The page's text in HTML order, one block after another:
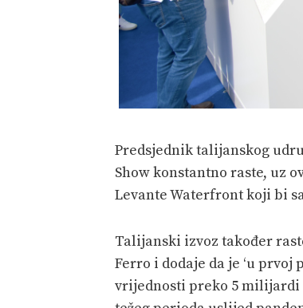
Predsjednik talijanskog
Show konstantno raste, uz
Levante Waterfront koji bi
Talijanski izvoz također
Ferro i dodaje da je ‘u
vrijednosti preko 5 milijardi